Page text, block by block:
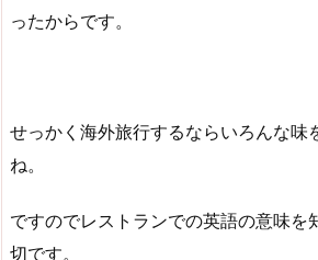
ったからです。
せっかく海外旅行するならいろんな味
ね。
ですのでレストランでの英語の意味を
切です。